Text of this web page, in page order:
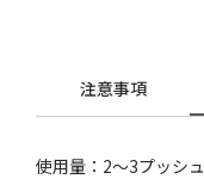
注意事項
使用量：2～3プッシュ